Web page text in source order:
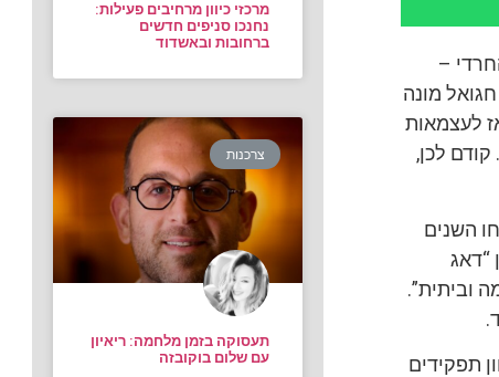
–
מונה
שיצאה אז לעצמאות
לכן,
השנים
“דאג
וביתית”.
תפקידים
מרכזי כיוון מרחיבים פעילות:
נחנכו סניפים חדשים
ברחובות ובאשדוד
צרכנות
תעסוקה בזמן מלחמה: ריאיון
עם שלום בוקובזה